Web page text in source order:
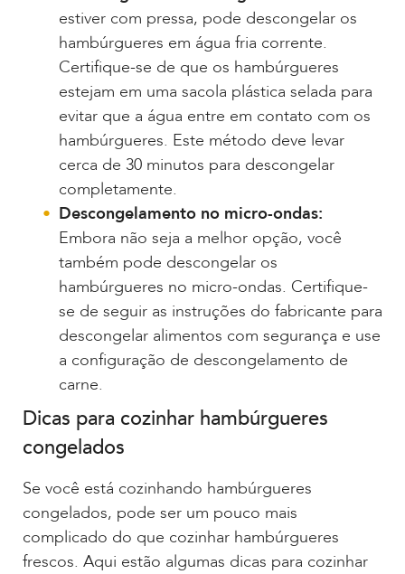
estiver com pressa, pode descongelar os
hambúrgueres em água fria corrente.
Certifique-se de que os hambúrgueres
estejam em uma sacola plástica selada para
evitar que a água entre em contato com os
hambúrgueres. Este método deve levar
cerca de 30 minutos para descongelar
completamente.
Descongelamento no micro-ondas:
Embora não seja a melhor opção, você
também pode descongelar os
hambúrgueres no micro-ondas. Certifique-
se de seguir as instruções do fabricante para
descongelar alimentos com segurança e use
a configuração de descongelamento de
carne.
Dicas para cozinhar hambúrgueres
congelados
Se você está cozinhando hambúrgueres
congelados, pode ser um pouco mais
complicado do que cozinhar hambúrgueres
frescos. Aqui estão algumas dicas para cozinhar